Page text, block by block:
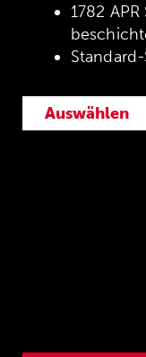
1782
Auswählen